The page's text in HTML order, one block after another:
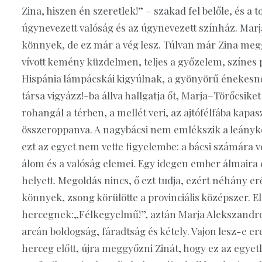
Zina, hiszen én szeretlek!” – szakad fel belőle, és
úgynevezett valóság és az úgynevezett színház.
könnyek, de ez már a vég lesz. Túlvan már Zina
vívott kemény küzdelmen, teljes a győzelem,
Hispánia lámpácskái kigyúlnak, a gyönyörű
társa vigyázz!-ba állva hallgatja őt,
rohangál a térben, a mellét veri, az ajtófélfába
összeroppanva. A nagybácsi nem emlékszik a
ezt az egyet nem vette figyelembe: a bácsi
álom és a valóság elemei. Egy idegen ember
helyett. Megoldás nincs, ő ezt tudja, ezért néhány
könnyek, zsong körülötte a provinciális középszer.
hercegnek:„Félkegyelmű!”, aztán Marja
arcán boldogság, fáradtság és kétely. Vajon lesz-e
herceg előtt, újra meggyőzni Zinát, hogy ez az